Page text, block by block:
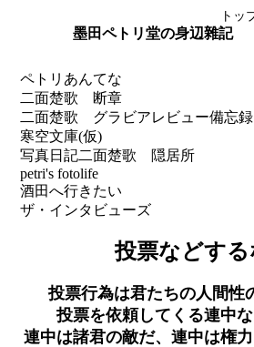
トッ
墨田ペトリ堂の身辺雜記
ペトリあんてな
二面楚歌 断章
二面楚歌 グラビアレビュー備忘録
寒空文庫(仮)
写真日記二面楚歌 隠居所
petri's fotolife
酒田へ行きたい
ザ・インタビューズ
投票などする
投票行為は君たちの人間性
投票を依頼してくる連中な
連中は諸君の敵だ、連中は権